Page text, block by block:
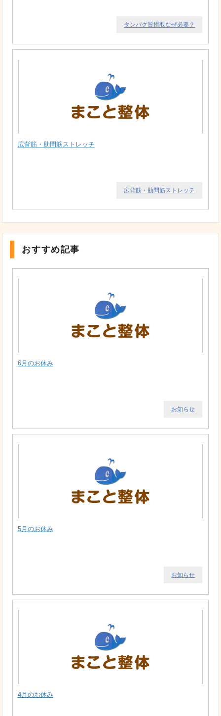
タンパク質摂取なぜ必要？
広背筋・肋間筋ストレッチ
広背筋・肋間筋ストレッチ
おすすめ記事
6月のお休み
お知らせ
5月のお休み
お知らせ
4月のお休み